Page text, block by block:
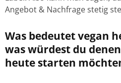
Angebot & Nachfrage stetig
Was bedeutet vegan
was würdest du
heute starten